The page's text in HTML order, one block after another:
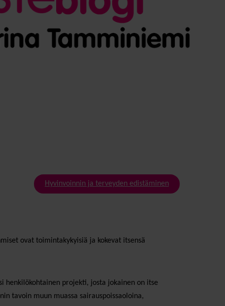
Hyvinvoinnin ja terveyden edistäminen
ovat toimintakykyisiä ja kokevat itsensä
henkilökohtainen projekti, josta jokainen on itse
tavoin muun muassa sairauspoissaoloina,